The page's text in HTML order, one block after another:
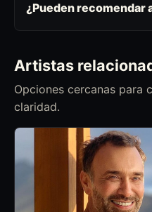
¿Pueden
Artistas
Opciones cercanas para
claridad.